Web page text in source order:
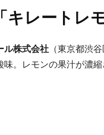
キレートレ
ル株式会社 （東京都渋
。レモンの果汁が濃